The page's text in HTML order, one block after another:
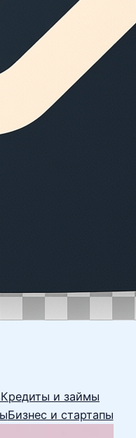
Кредиты и займы
Бизнес и стартапы